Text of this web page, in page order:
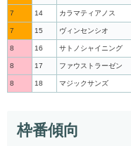
7 14 カラマティアノス
7 15 ヴィンセンシオ
8 16 サトノシャイニング
8 17 ファウストラーゼン
8 18 マジックサンズ
枠番傾向